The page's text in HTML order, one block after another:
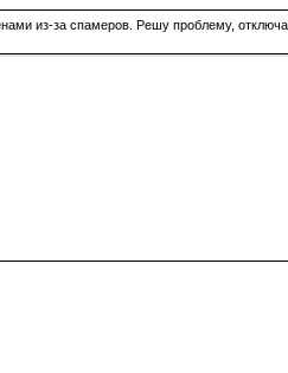
из-за спамеров. Решу проблему,